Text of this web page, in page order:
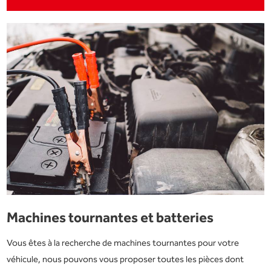
Machines tournantes et batteries
Vous êtes à la recherche de machines tournantes pour votre
véhicule, nous pouvons vous proposer toutes les pièces dont